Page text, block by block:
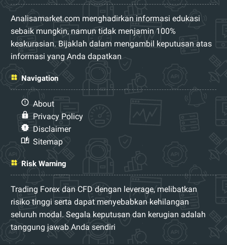
Analisamarket.com menghadirkan informasi edukasi
sebaik mungkin, namun tidak menjamin 100%
keakurasian. Bijaklah dalam mengambil keputusan atas
informasi yang Anda dapatkan
Navigation
About
Privacy Policy
Disclaimer
Sitemap
Risk Warning
Trading Forex dan CFD dengan leverage, melibatkan
risiko tinggi serta dapat menyebabkan kehilangan
seluruh modal. Segala keputusan dan kerugian adalah
tanggung jawab Anda sendiri